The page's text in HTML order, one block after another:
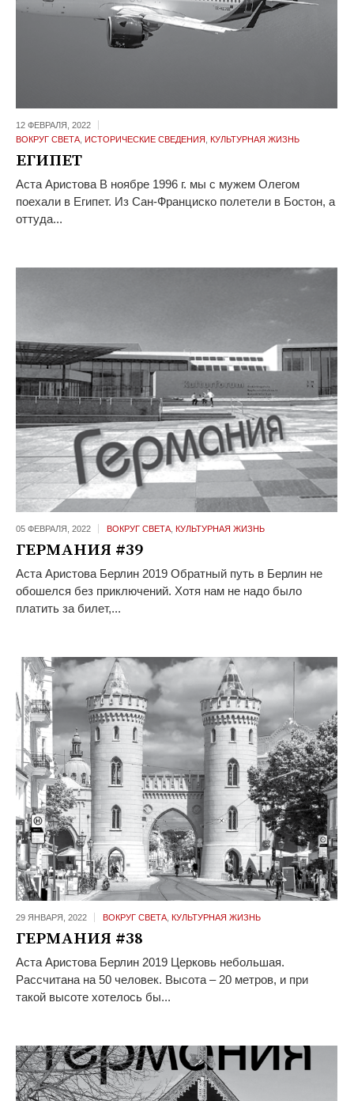
12 ФЕВРАЛЯ, 2022
ВОКРУГ СВЕТА, ИСТОРИЧЕСКИЕ СВЕДЕНИЯ , КУЛЬТУРНАЯ ЖИЗНЬ
ЕГИПЕТ
Аста Аристова В ноябре 1996 г. мы с мужем Олегом
поехали в Египет. Из Сан-Франциско полетели в Бостон, а
оттуда...
05 ФЕВРАЛЯ, 2022 ВОКРУГ СВЕТА, КУЛЬТУРНАЯ ЖИЗНЬ
ГЕРМАНИЯ #39
Аста Аристова Берлин 2019 Обратный путь в Берлин не
обошелся без приключений. Хотя нам не надо было
платить за билет,...
29 ЯНВАРЯ, 2022 ВОКРУГ СВЕТА, КУЛЬТУРНАЯ ЖИЗНЬ
ГЕРМАНИЯ #38
Аста Аристова Берлин 2019 Церковь небольшая.
Рассчитана на 50 человек. Высота – 20 метров, и при
такой высоте хотелось бы...